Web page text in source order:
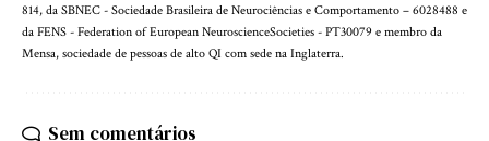
814, da SBNEC - Sociedade Brasileira de Neurociências e Comportamento – 6028488 e
da FENS - Federation of European NeuroscienceSocieties - PT30079 e membro da
Mensa, sociedade de pessoas de alto QI com sede na Inglaterra.
Sem comentários